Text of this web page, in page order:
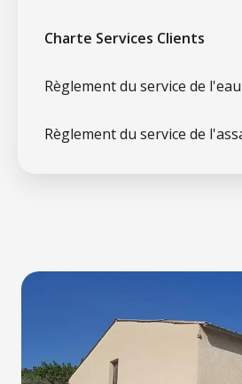
Charte Services Clients
Règlement du service de l'eau
Règlement du service de